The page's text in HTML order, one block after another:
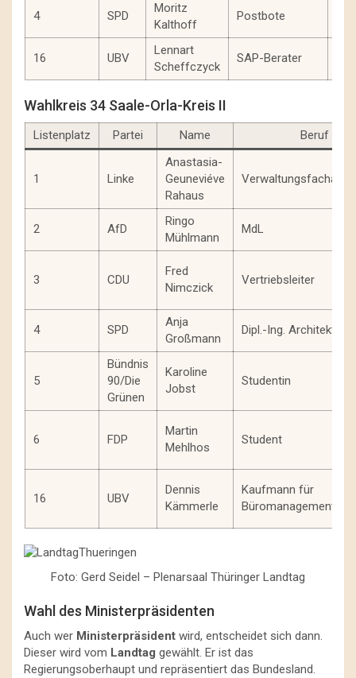
4 SPD
Moritz
Kalthoff
Postbote
16 UBV
Lennart
Scheffczyck
SAP-Berater
Wahlkreis 34 Saale-Orla-Kreis II
Listenplatz Partei Name Beruf
1 Linke
Anastasia-
Geuneviéve
Rahaus
2 AfD
Ringo
Mühlmann
MdL
3 CDU
Fred
Nimczick
Vertriebsleiter
4 SPD
Anja
Großmann
Dipl.-Ing. Architektin
5
Bündnis
90/Die
Grünen
Karoline
Jobst
Studentin
6 FDP
Martin
Mehlhos
Student
16 UBV
Dennis
Kämmerle
Kaufmann für
Büromanagement
Foto: Gerd Seidel – Plenarsaal Thüringer Landtag
Wahl des Ministerpräsidenten
Auch wer Ministerpräsident wird, entscheidet sich dann.
Dieser wird vom Landtag gewählt. Er ist das
Regierungsoberhaupt und repräsentiert das Bundesland.